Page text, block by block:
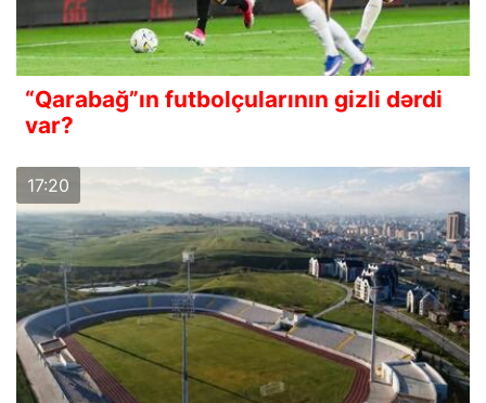
“Qarabağ”ın futbolçularının gizli dərdi
var?
17:20